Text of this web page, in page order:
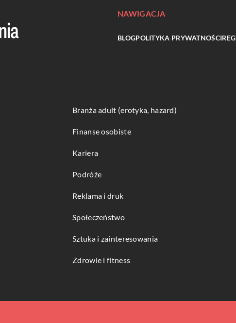
NAWIGACJA
BLOGPOLITYKA PRYWATNOŚCI
Branża adult (erotyka, hazard)
Finanse osobiste
Kariera
Podróże
Reklama i druk
Społeczeństwo
Sztuka i zainteresowania
Zdrowie i fitness